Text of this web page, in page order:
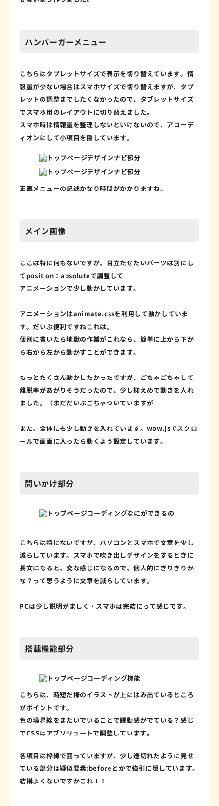
ハンバーガーメニュー
こちらはタブレットサイズで表示を切り替えています。情
報量が少ない場合はスマホサイズで切り替えますが、タブ
レットの調整までしたくなかったので、タブレットサイズ
でスマホ用のレイアウトに切り替えました。
スマホ時は情報量を整理しないといけないので、アコーデ
ィオンにして小項目を隠しています。
正直メニューの記述かなり時間がかかりますね。
メイン画像
ここは特に何もないですが、目立たせたいパーツは別にし
てposition：absoluteで調整して
アニメーションで少し動かしています。
アニメーションはanimate.cssを利用して動かしていま
す。だいぶ便利ですねこれは。
個別に書いたら地獄の作業がこれなら、簡単に上から下か
ら右から左から動かすことができます。
もっとたくさん動かしたかったですが、ごちゃごちゃして
離脱率があがりそうだったので、少し抑えめで動きを入れ
ました。（まだだいぶごちゃついていますが
また、全体にも少し動きを入れています。wow.jsでスクロ
ールで画面に入ったら動くよう設定しています。
問いかけ部分
こちらは特にないですが、パソコンとスマホで文章を少し
減らしています。スマホで吹き出しデザインをするときに
長文になると、変な感じになるので、個人的にぎりぎりか
な？って思うように文章を減らしています。
PCは少し説明がましく・スマホは完結にって感じです。
搭載機能部分
こちらは、時短だ様のイラストが上にはみ出ているところ
がポイントです。
色の境界線をまたいでいることで躍動感がでている？感じ
でCSSはアブソリュートで調整しています。
各項目は枠線で囲っていますが、少し途切れたように見せ
ている部分は疑似要素:beforeとかで強引に隠しています。
結構よくないですかこれ！！